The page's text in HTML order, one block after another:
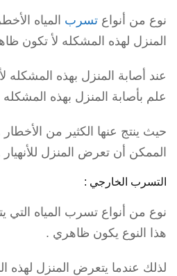
نوع من أنواع تسرب المياه
المنزل لهذه المشكله لأ تكون
عند أصابة المنزل بهذه المشكله
علم بأصابة المنزل بهذه المشكله
حيث ينتج عنها الكثير من
الممكن أن تعرض المنزل للأنهيار
التسرب الخارجي :
نوع من أنواع تسرب المياه التي
هذا النوع يكون ظاهري .
لذلك عندما يتعرض المنزل